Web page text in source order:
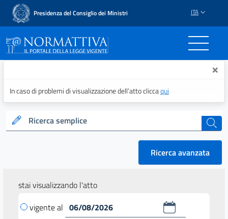
Presidenza del Consiglio dei Ministri ITA
Normattiva - Il portale ×
In caso di problemi di visualizzazione dell’atto cliccaqui
Ricerca semplice cerca
Ricerca avanzata
stai visualizzando l'atto
vigente al